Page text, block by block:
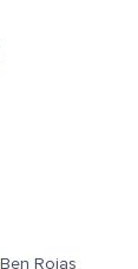
Ben Rojas